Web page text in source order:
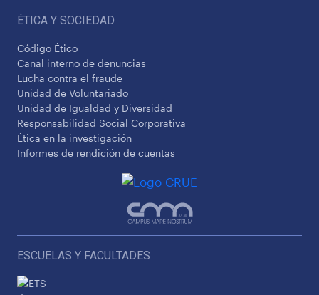
ÉTICA Y SOCIEDAD
Código Ético
Canal interno de denuncias
Lucha contra el fraude
Unidad de Voluntariado
Unidad de Igualdad y Diversidad
Responsabilidad Social Corporativa
Ética en la investigación
Informes de rendición de cuentas
ESCUELAS Y FACULTADES